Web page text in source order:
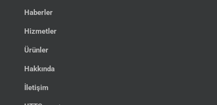
Haberler
Hizmetler
Ürünler
Hakkında
İletişim